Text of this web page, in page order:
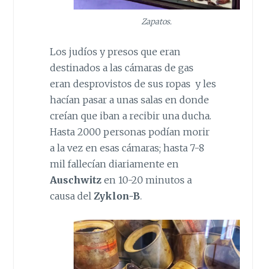
Zapatos.
Los judíos y presos que eran
destinados a las cámaras de gas
eran desprovistos de sus ropas y les
hacían pasar a unas salas en donde
creían que iban a recibir una ducha.
Hasta 2000 personas podían morir
a la vez en esas cámaras; hasta 7-8
mil fallecían diariamente en
Auschwitzen 10-20 minutos a
causa delZyklon-B.